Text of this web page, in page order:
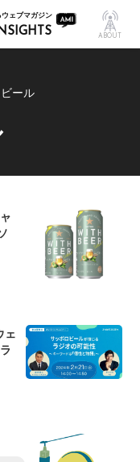
ウェブマガジン
ABOUT
ール
ェ